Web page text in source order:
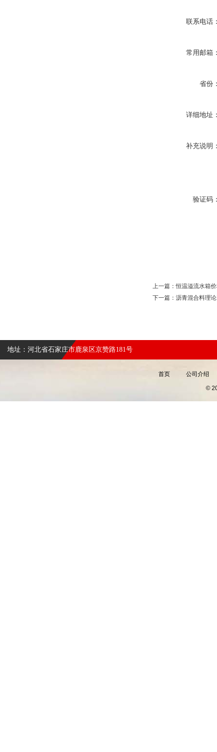
联系电话
常用邮箱
省份
详细地址
补充说明
验证码
上一篇：恒温溢流水箱
下一篇： 沥青混合料理
地址：河北省石家庄市鹿泉区京赞路181号
首页 公司介绍
©